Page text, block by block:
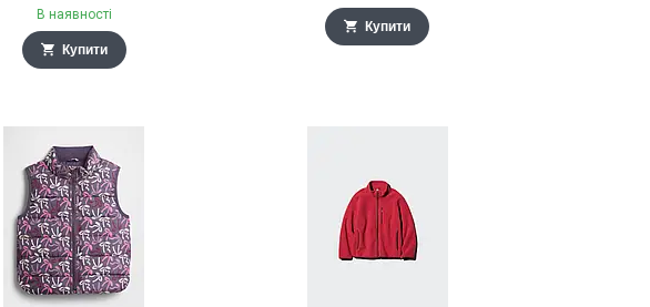
В наявності
Купити
Купити